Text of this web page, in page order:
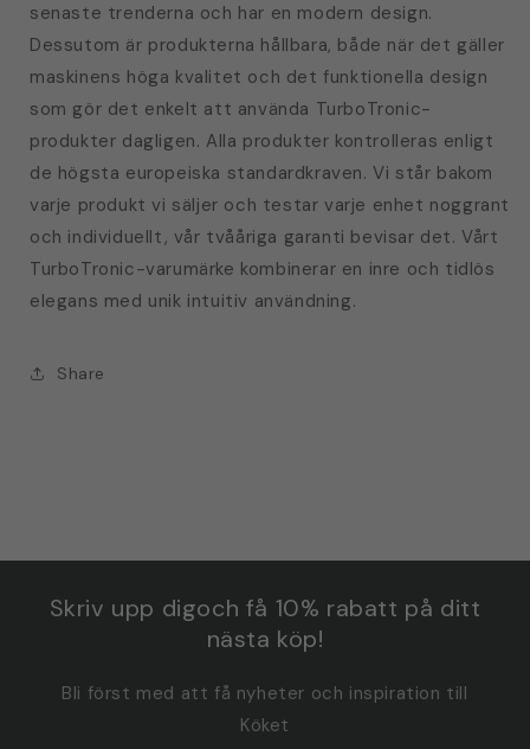
senaste trenderna och har en modern design.
Dessutom är produkterna hållbara, både när det gäller
maskinens höga kvalitet och det funktionella design
som gör det enkelt att använda TurboTronic-
produkter dagligen. Alla produkter kontrolleras enligt
de högsta europeiska standardkraven. Vi står bakom
varje produkt vi säljer och testar varje enhet noggrant
och individuellt, vår tvååriga garanti bevisar det. Vårt
TurboTronic-varumärke kombinerar en inre och tidlös
elegans med unik intuitiv användning.
Share
Skriv upp digoch få 10% rabatt på ditt
nästa köp!
Bli först med att få nyheter och inspiration till
Köket